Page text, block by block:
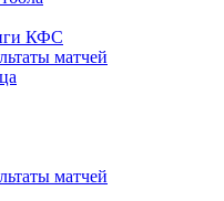
КФС
матчей
матчей